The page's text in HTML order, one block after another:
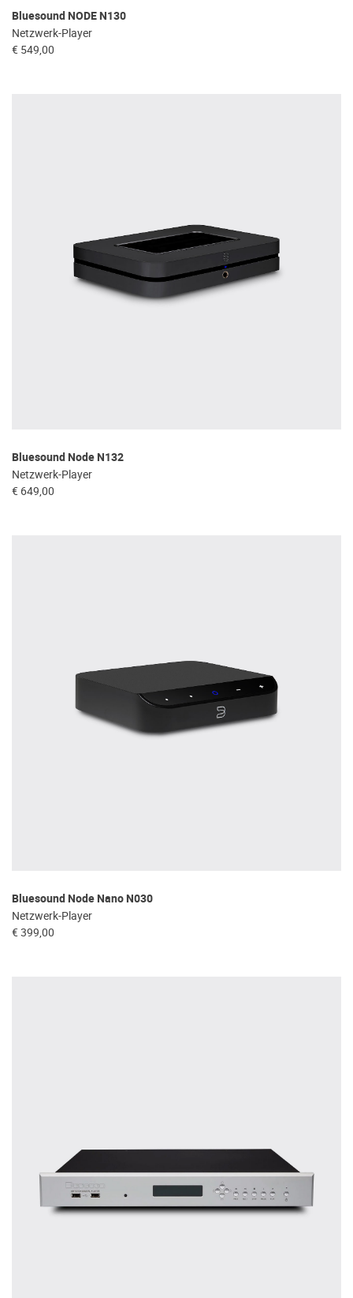
Bluesound NODE N130
Netzwerk-Player
€ 549,00
Bluesound Node N132
Netzwerk-Player
€ 649,00
Bluesound Node Nano N030
Netzwerk-Player
€ 399,00